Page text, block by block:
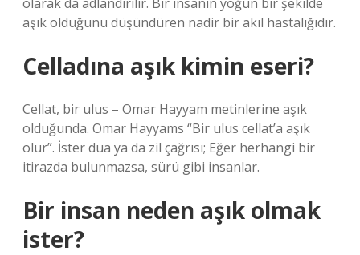
aşık olduğunu düşündüren nadir bir akıl hastalığıdır.
Celladına aşık kimin eseri?
Cellat, bir ulus – Omar Hayyam metinlerine aşık
olduğunda. Omar Hayyams “Bir ulus cellat’a aşık
olur”. İster dua ya da zil çağrısı; Eğer herhangi bir
itirazda bulunmazsa, sürü gibi insanlar.
Bir insan neden aşık olmak
ister?